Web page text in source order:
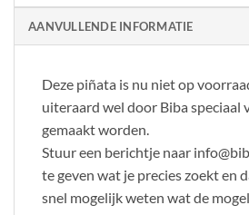
AANVULLENDE INFORMATIE
Deze piñata is nu niet op
uiteraard wel door Biba speciaal
gemaakt worden.
Stuur een berichtje naar
te geven wat je precies zoekt en
snel mogelijk weten wat de